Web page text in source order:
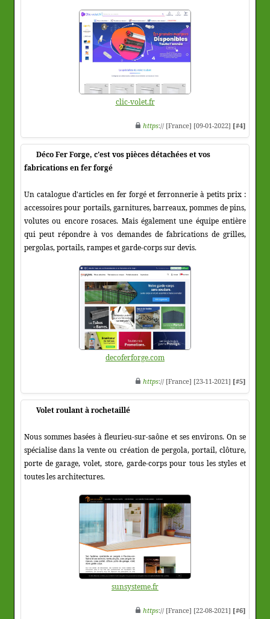
clic-volet.fr
https:// [France] [09-01-2022] [#4]
Déco Fer Forge, c'est vos pièces détachées et vos
fabrications en fer forgé
Un catalogue d'articles en fer forgé et ferronnerie à petits prix :
accessoires pour portails, garnitures, barreaux, pommes de pins,
volutes ou encore rosaces. Mais également une équipe entière
qui peut répondre à vos demandes de fabrications de grilles,
pergolas, portails, rampes et garde-corps sur devis.
decoferforge.com
https:// [France] [23-11-2021] [#5]
Volet roulant à rochetaillé
Nous sommes basées à fleurieu-sur-saône et ses environs. On se
spécialise dans la vente ou création de pergola, portail, clôture,
porte de garage, volet, store, garde-corps pour tous les styles et
toutes les architectures.
sunsysteme.fr
https:// [France] [22-08-2021] [#6]